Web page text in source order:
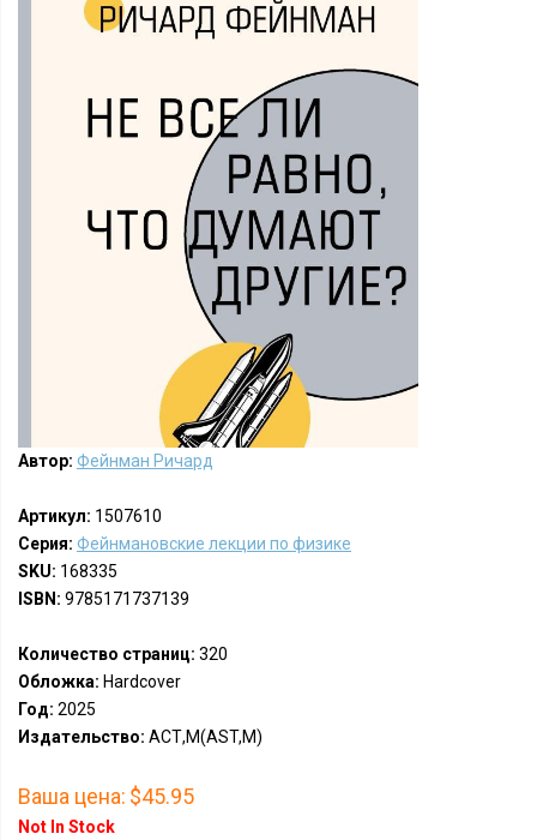
Автор: Фейнман Ричард
Артикул: 1507610
Серия: Фейнмановские лекции по физике
SKU: 168335
ISBN: 9785171737139
Количество страниц: 320
Обложка: Hardcover
Год: 2025
Издательство: АСТ,М(AST,M)
Ваша цена: $45.95
Not In Stock